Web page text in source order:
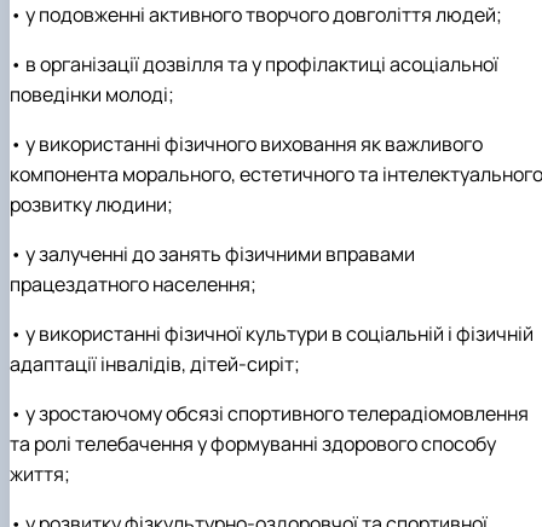
• у подовженні активного творчого довголіття людей;
• в організації дозвілля та у профілактиці асоціальної
поведінки молоді;
• у використанні фізичного виховання як важливого
компонента морального, естетичного та інтелектуального
розвитку людини;
• у залученні до занять фізичними вправами
працездатного населення;
• у використанні фізичної культури в соціальній і фізичній
адаптації інвалідів, дітей-сиріт;
• у зростаючому обсязі спортивного телерадіомовлення
та ролі телебачення у формуванні здорового способу
життя;